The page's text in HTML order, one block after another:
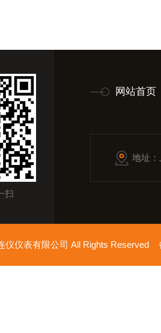
扫
网站首页
地址
仪仪表有限公司 All Rights Reserved